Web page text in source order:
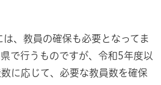
、教員の確保も必要となってま
で行うものですが、令和5年度以
に応じて、必要な教員数を確保